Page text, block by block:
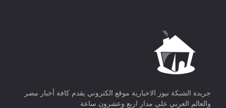
جريدة الشبكة نيوز الاخبارية موقع الكتروني يقدم كافة أخبار مصر
والعالم العربي علي مدار اربع وعشرون ساعة